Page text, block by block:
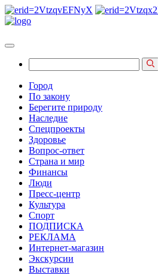
Город
По закону
Берегите природу
Наследие
Спецпроекты
Здоровье
Вопрос-ответ
Страна и мир
Финансы
Люди
Пресс-центр
Культура
Спорт
ПОДПИСКА
РЕКЛАМА
Интернет-магазин
Экскурсии
Выставки